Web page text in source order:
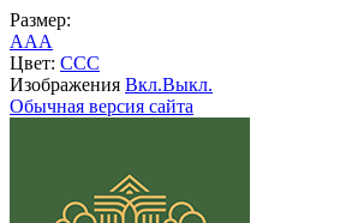
Размер:
AAA
Цвет: CCC
Изображения Вкл.Выкл.
Обычная версия сайта